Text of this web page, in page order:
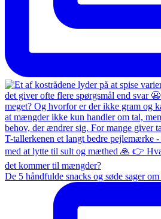
De 5 håndfulde snacks og søde sager